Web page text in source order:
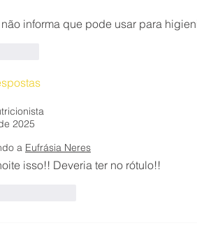
informa que pode usar para
2025
a Eufrásia Neres
isso!! Deveria ter no rótulo!!